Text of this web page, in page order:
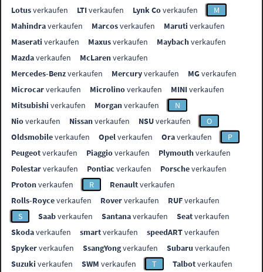
Lotusverkaufen LTIverkaufen Lynk Coverkaufen
M
Mahindraverkaufen Marcosverkaufen Maruti verkaufen
Maserati verkaufen Maxusverkaufen Maybachverkaufen
Mazdaverkaufen McLarenverkaufen
Mercedes-Benzverkaufen Mercuryverkaufen MGverkaufen
Microcarverkaufen Microlinoverkaufen MINIverkaufen
Mitsubishi verkaufen Morganverkaufen
N
Nioverkaufen Nissanverkaufen NSUverkaufen
O
Oldsmobileverkaufen Opelverkaufen Oraverkaufen
P
Peugeotverkaufen Piaggioverkaufen Plymouthverkaufen
Polestarverkaufen Pontiac verkaufen Porscheverkaufen
Protonverkaufen R Renaultverkaufen
Rolls-Royceverkaufen Roververkaufen RUFverkaufen
S
Saabverkaufen Santanaverkaufen Seatverkaufen
Skodaverkaufen smartverkaufen speedARTverkaufen
Spykerverkaufen SsangYongverkaufen Subaru verkaufen
Suzuki verkaufen SWM verkaufen T Talbotverkaufen